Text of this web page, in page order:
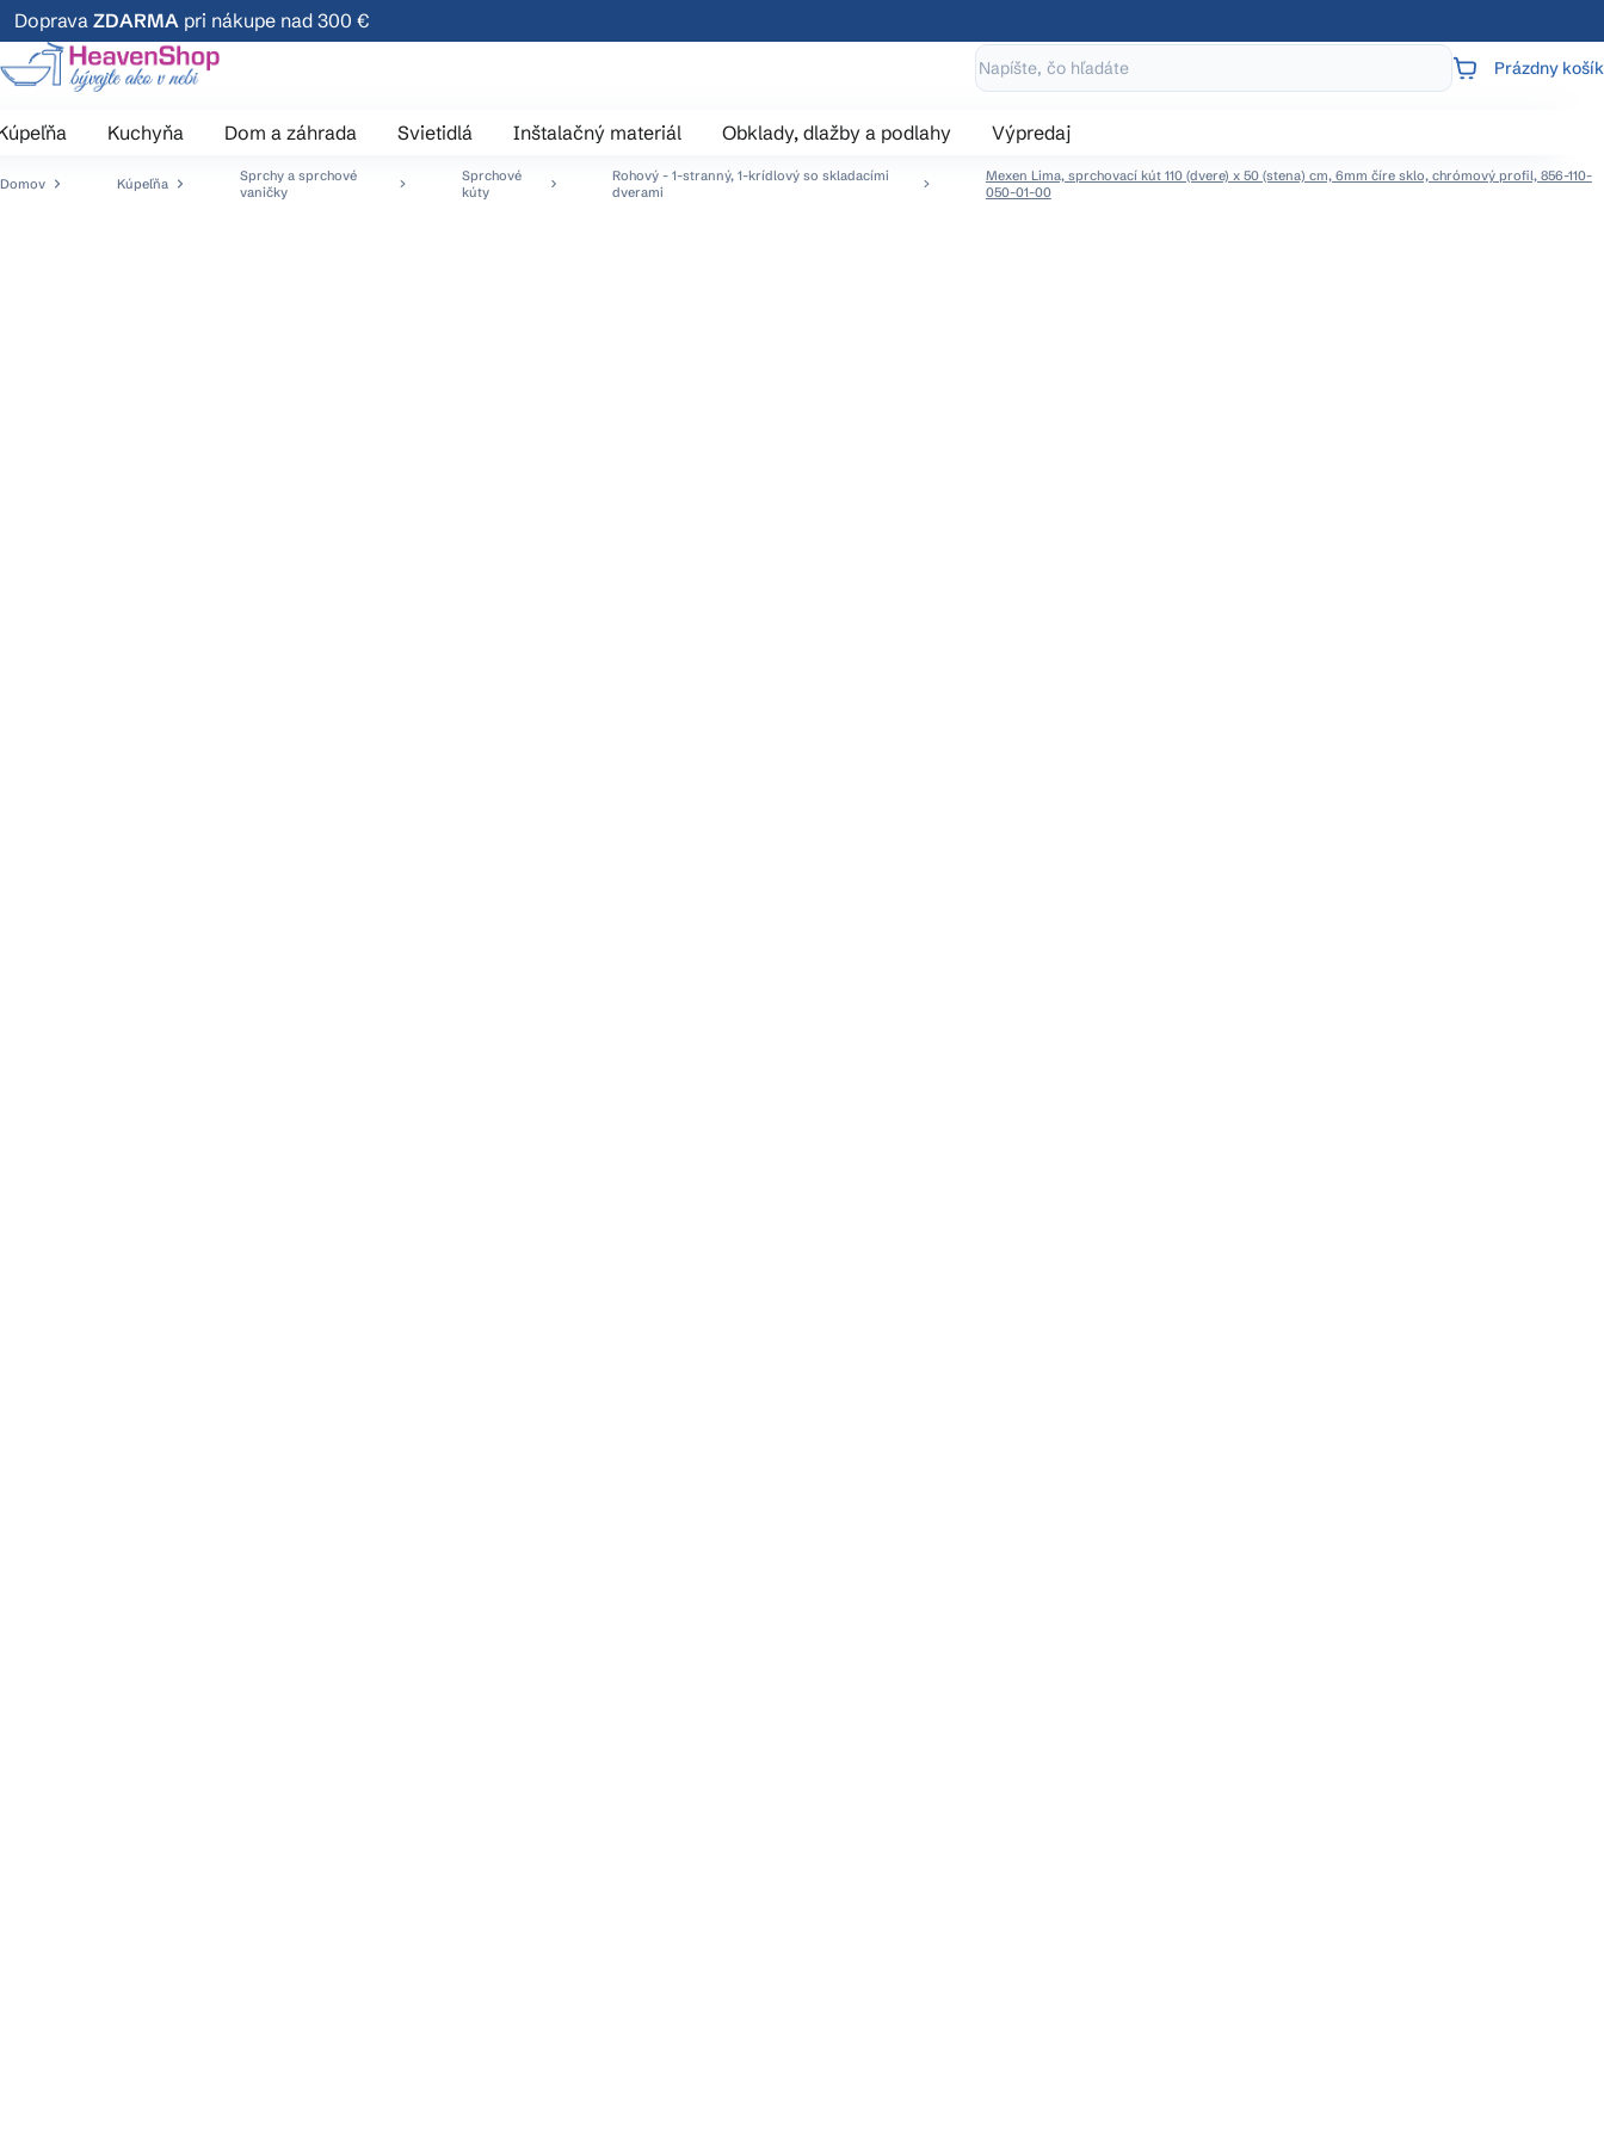
Prejsť
na
obsah
Doprava ZDARMA pri nákupe nad 300 €
NÁKUPNÝ
Prázdny košík
Kuchyňa Dom a záhrada Svietidlá Inštalačný materiál Obklady, dlažby a podlahy Výpredaj
Domov Kúpeľňa
Sprchy a sprchové
vaničky
Sprchové
kúty
Rohový - 1-stranný, 1-krídlový so skladacími
dverami
Mexen Lima, sprchovací kút 110 (dvere) x 50 (stena) cm, 6mm číre sklo, chrómový profil, 856-110-
050-01-00